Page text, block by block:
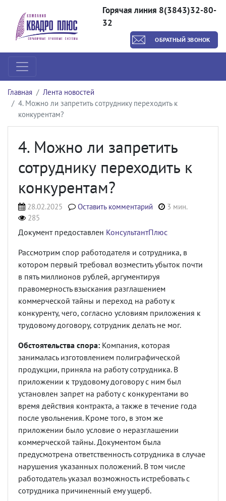
Горячая линия 8(3843)32-80-
32
ОБРАТНЫЙ ЗВОНОК
Главная
Лента новостей
4. Можно ли запретить сотруднику переходить к
конкурентам?
4. Можно ли запретить
сотруднику переходить к
конкурентам?
28.02.2025 Оставить комментарий
3 мин.
285
Документ предоставлен КонсультантПлюс
Рассмотрим спор работодателя и сотрудника, в
котором первый требовал возместить убыток почти
в пять миллионов рублей, аргументируя
правомерность взыскания разглашением
коммерческой тайны и переход на работу к
конкуренту, чего, согласно условиям приложения к
трудовому договору, сотрудник делать не мог.
Обстоятельства спора: Компания, которая
занималась изготовлением полиграфической
продукции, приняла на работу сотрудника. В
приложении к трудовому договору с ним был
установлен запрет на работу с конкурентами во
время действия контракта, а также в течение года
после увольнения. Кроме того, в этом же
приложении было условие о неразглашении
коммерческой тайны. Документом была
предусмотрена ответственность сотрудника в случае
нарушения указанных положений. В том числе
работодатель указал возможность истребовать с
сотрудника причиненный ему ущерб.